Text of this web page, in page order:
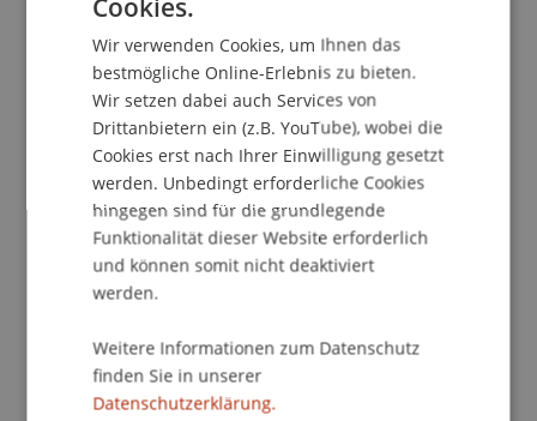
Kommunikation erleichtert, ist, wie freundlich
und offen die Menschen sind. Wenn ich Fehler
mache oder nach dem richtigen Wort suche, sind
sie geduldig und verständnisvoll. Diese
Freundlichkeit hat mir geholfen, mich zu
entspannen und selbstbewusster zu sprechen.
Diese Erfahrungen haben mir mehr als nur
Sprachkenntnisse vermittelt. Sie haben mich
insgesamt zu einem besseren Kommunikator
gemacht. Ich habe gelernt, aufmerksam
Ausdrucksweise je nach Gesprächspartner
anzupassen.
Wir verwenden Cookies, um Ihnen das
bestmögliche Online-Erlebnis zu bieten.
Wir setzen dabei auch Services von
Drittanbietern ein (z.B. YouTube), wobei die
Cookies erst nach Ihrer Einwilligung gesetzt
werden. Unbedingt erforderliche Cookies
hingegen sind für die grundlegende
Funktionalität dieser Website erforderlich
und können somit nicht deaktiviert
werden.
Weitere Informationen zum Datenschutz
finden Sie in unserer
Datenschutzerklärung.